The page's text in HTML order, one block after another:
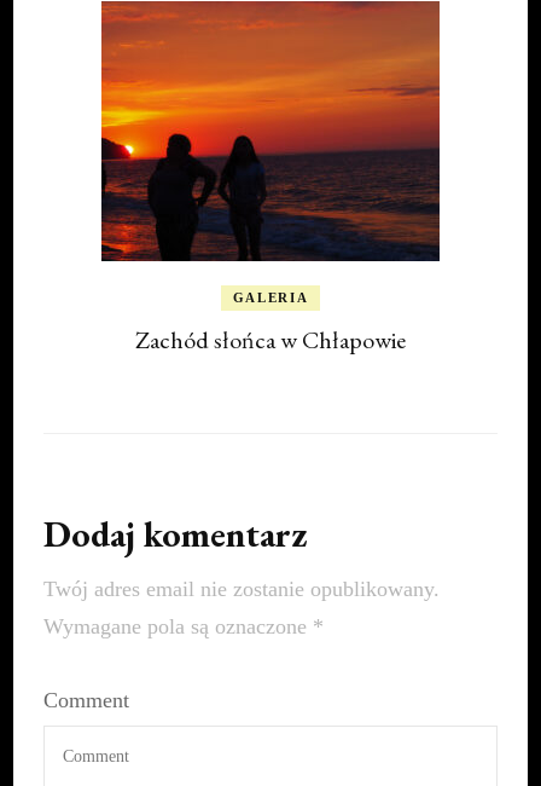
GALERIA
Zachód słońca w Chłapowie
Dodaj komentarz
Twój adres email nie zostanie opublikowany.
Wymagane pola są oznaczone *
Comment